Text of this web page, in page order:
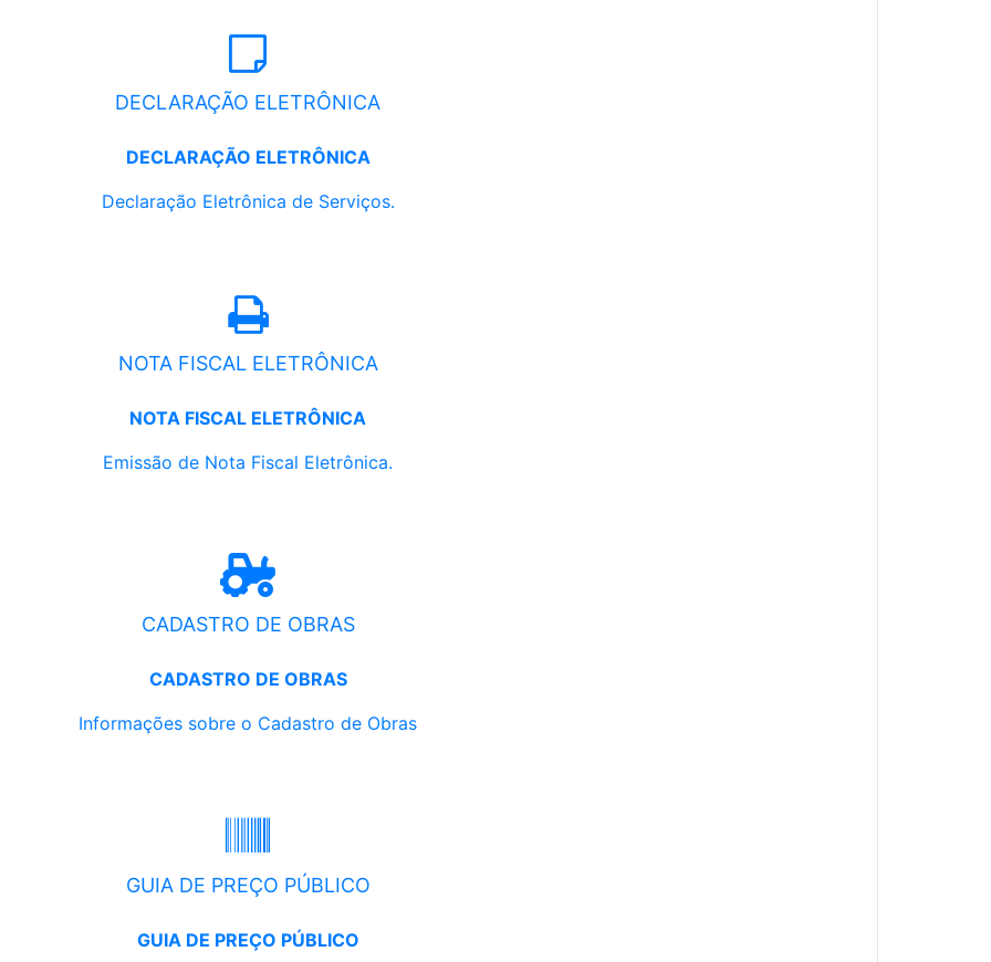
DECLARAÇÃO ELETRÔNICA
DECLARAÇÃO ELETRÔNICA
Declaração Eletrônica de Serviços.
NOTA FISCAL ELETRÔNICA
NOTA FISCAL ELETRÔNICA
Emissão de Nota Fiscal Eletrônica.
CADASTRO DE OBRAS
CADASTRO DE OBRAS
Informações sobre o Cadastro de Obras
GUIA DE PREÇO PÚBLICO
GUIA DE PREÇO PÚBLICO